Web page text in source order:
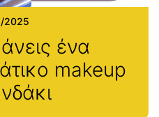
2025
ένα
makeup